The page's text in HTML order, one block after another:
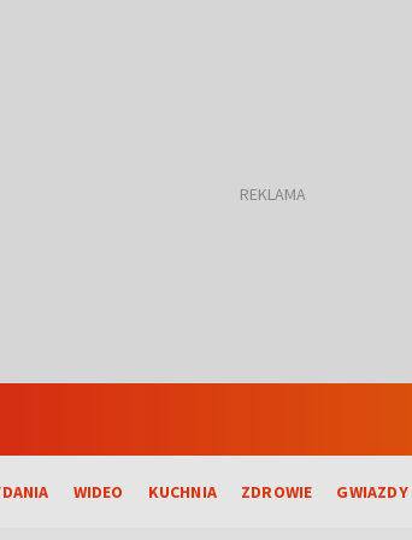
WIDEO KUCHNIA ZDROWIE GWIAZDY